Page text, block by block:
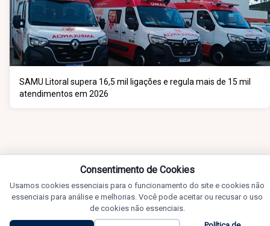
SAMU Litoral supera 16,5 mil ligações e regula mais de 15 mil
atendimentos em 2026
Consentimento de Cookies
Usamos cookies essenciais para o funcionamento do site e cookies não
essenciais para análise e melhorias. Você pode aceitar ou recusar o uso
de cookies não essenciais.